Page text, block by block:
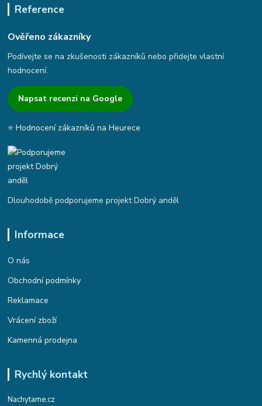
Reference
Ověřeno zákazníky
Podívejte se na zkušenosti zákazníků nebo přidejte vlastní
hodnocení.
Napsat recenzi na Google
⭐ Hodnocení zákazníků na Heurece
Dlouhodobě podporujeme projekt Dobrý anděl
Informace
O nás
Obchodní podmínky
Reklamace
Vrácení zboží
Kamenná prodejna
Rychlý kontakt
Nachytame.cz